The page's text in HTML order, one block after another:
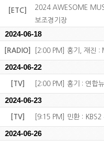
[ETC]
2024 AWESOME
보조경기장
2024-06-18
[RADIO] [2:00 PM] 홍기, 재진 :
2024-06-22
[TV] [2:00 PM] 홍기 : 연합
2024-06-23
[TV] [9:15 PM] 민환 :
2024-06-26